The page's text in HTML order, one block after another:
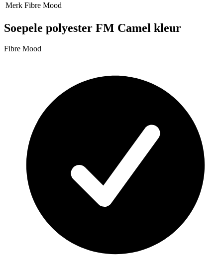
Merk Fibre Mood
Soepele polyester FM Camel kleur
Fibre Mood